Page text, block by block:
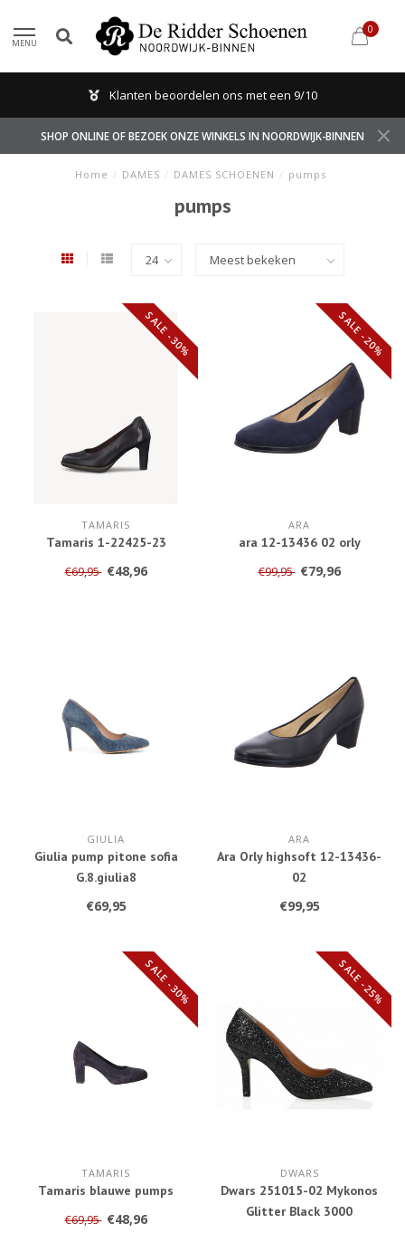
MENU
0
Klanten beoordelen ons met een 9/10
SHOP ONLINE OF BEZOEK ONZE WINKELS IN NOORDWIJK-BINNEN
Home / DAMES / DAMES SCHOENEN / pumps
pumps
SALE -30%
TAMARIS
Tamaris 1-22425-23
€69,95 €48,96
SALE -20%
ARA
ara 12-13436 02 orly
€99,95 €79,96
GIULIA
Giulia pump pitone sofia
G.8.giulia8
€69,95
ARA
Ara Orly highsoft 12-13436-
02
€99,95
SALE -30%
TAMARIS
Tamaris blauwe pumps
€69,95 €48,96
SALE -25%
DWARS
Dwars 251015-02 Mykonos
Glitter Black 3000